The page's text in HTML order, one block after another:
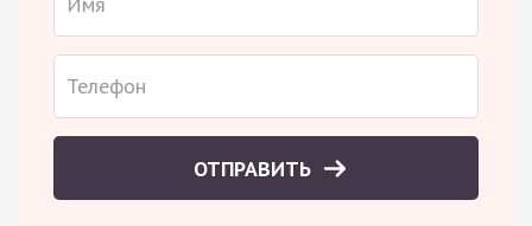
ОТПРАВИТЬ